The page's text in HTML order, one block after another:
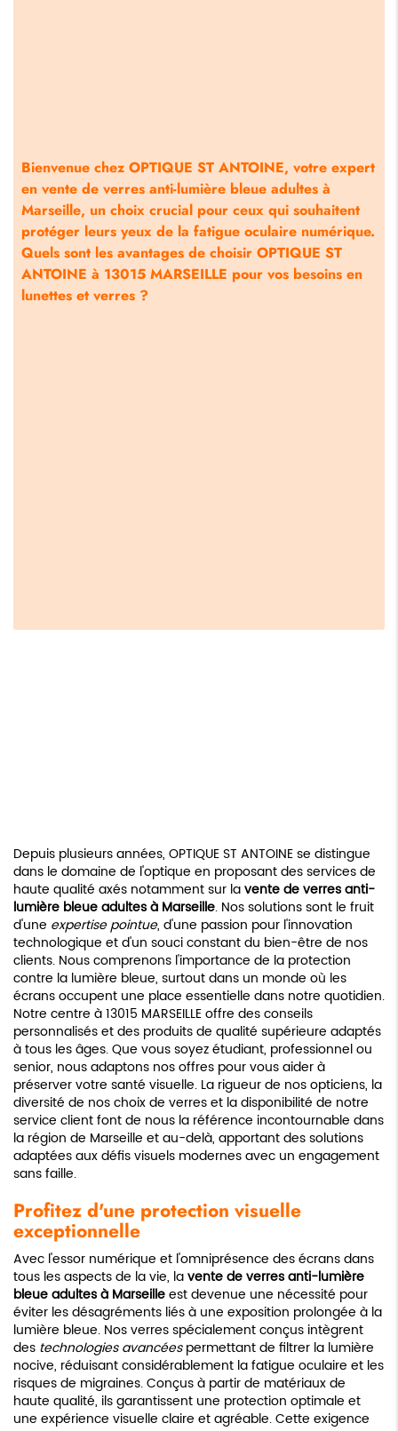
Bienvenue chez OPTIQUE ST ANTOINE, votre expert
en vente de verres anti-lumière bleue adultes à
Marseille, un choix crucial pour ceux qui souhaitent
protéger leurs yeux de la fatigue oculaire numérique.
Quels sont les avantages de choisir OPTIQUE ST
ANTOINE à 13015 MARSEILLE pour vos besoins en
lunettes et verres ?
Depuis plusieurs années, OPTIQUE ST ANTOINE se distingue
dans le domaine de l'optique en proposant des services de
haute qualité axés notamment sur lavente de verres anti-
lumière bleue adultes à Marseille. Nos solutions sont le fruit
d'une expertise pointue, d'une passion pour l'innovation
technologique et d'un souci constant du bien-être de nos
clients. Nous comprenons l'importance de la protection
contre la lumière bleue, surtout dans un monde où les
écrans occupent une place essentielle dans notre quotidien.
Notre centre à 13015 MARSEILLE offre des conseils
personnalisés et des produits de qualité supérieure adaptés
à tous les âges. Que vous soyez étudiant, professionnel ou
senior, nous adaptons nos offres pour vous aider à
préserver votre santé visuelle. La rigueur de nos opticiens, la
diversité de nos choix de verres et la disponibilité de notre
service client font de nous la référence incontournable dans
la région de Marseille et au-delà, apportant des solutions
adaptées aux défis visuels modernes avec un engagement
sans faille.
Profitez d'une protection visuelle
exceptionnelle
Avec l'essor numérique et l'omniprésence des écrans dans
tous les aspects de la vie, lavente de verres anti-lumière
bleue adultes à Marseilleest devenue une nécessité pour
éviter les désagréments liés à une exposition prolongée à la
lumière bleue. Nos verres spécialement conçus intègrent
des technologies avancéespermettant de filtrer la lumière
nocive, réduisant considérablement la fatigue oculaire et les
risques de migraines. Conçus à partir de matériaux de
haute qualité, ils garantissent une protection optimale et
une expérience visuelle claire et agréable. Cette exigence